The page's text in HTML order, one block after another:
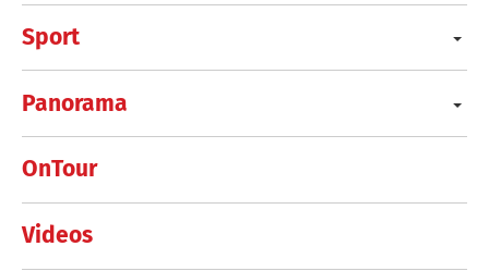
Sport
Panorama
OnTour
Videos